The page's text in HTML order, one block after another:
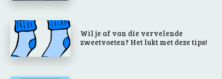
Wil je af van die vervelende
zweetvoeten? Het lukt met deze tips!